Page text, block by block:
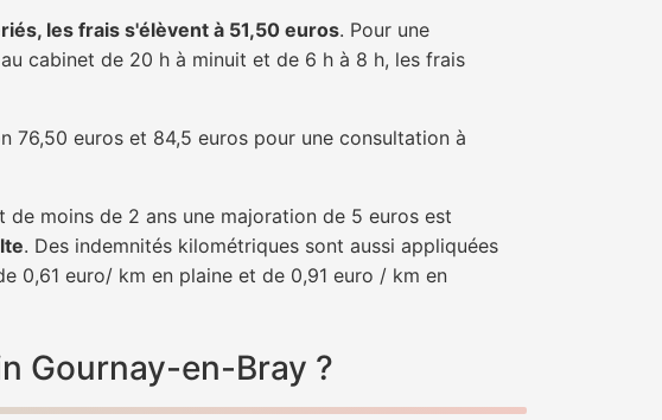
les frais s'élèvent à 51,50 euros. Pour une
cabinet de 20 h à minuit et de 6 h à 8 h, les frais
76,50 euros et 84,5 euros pour une consultation à
moins de 2 ans une majoration de 5 euros est
. Des indemnités kilométriques sont aussi appliquées
0,61 euro/ km en plaine et de 0,91 euro / km en
Gournay-en-Bray ?